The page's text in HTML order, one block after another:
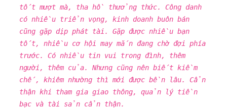
tốt mượt mà, tha hồ thưởng thức. Công danh
có nhiều triển vọng, kinh doanh buôn bán
cũng gặp dịp phát tài. Gặp được nhiều bạn
tốt, nhiều cơ hội may mắn đang chờ đợi phía
trước. Có nhiều tin vui trong đình, thêm
người, thêm của. Nhưng cũng nên biết kiềm
chế, khiêm nhường thì mới được bền lâu. Cẩn
thận khi tham gia giao thông, quản lý tiền
bạc và tài sản cẩn thận.